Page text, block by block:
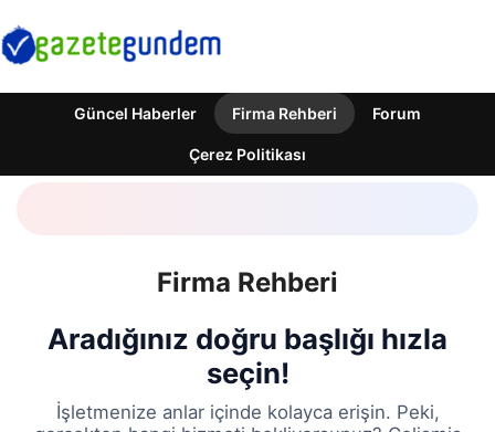
Güncel Haberler Firma Rehberi Forum
Çerez Politikası
Firma Rehberi
Aradığınız doğru başlığı hızla
seçin!
İşletmenize anlar içinde kolayca erişin. Peki,